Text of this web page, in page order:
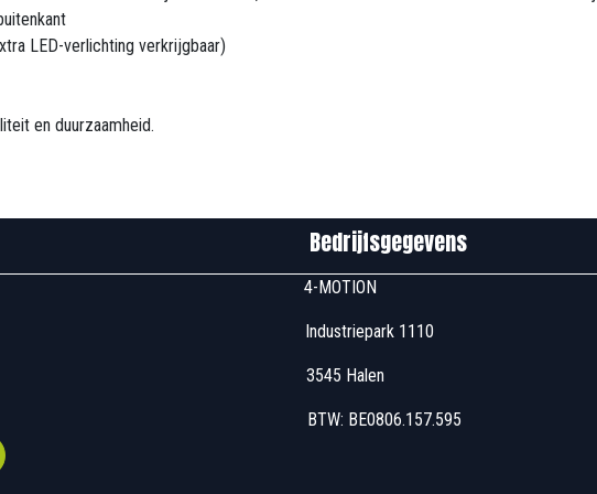
LED-verlichting verkrijgbaar)
en duurzaamheid.
Bedrijfsgegevens
17u00 4-MOTION
Industriepark 1110
17u00 3545 Halen
- 17u00 BTW: